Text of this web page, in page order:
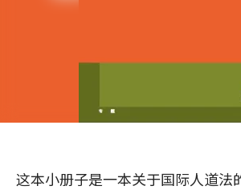
这本小册子是一本关于国际人道法